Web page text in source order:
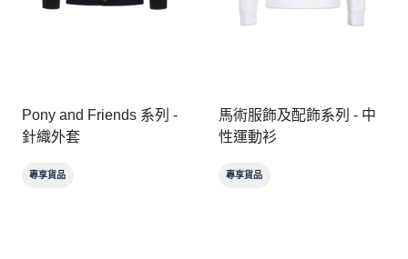
Pony and Friends 系列 -
針織外套
專享貨品
馬術服飾及配飾系列 - 中
性運動衫
專享貨品